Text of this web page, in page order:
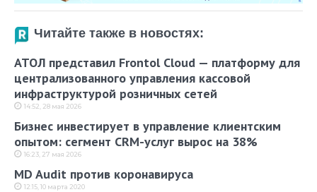
Читайте также в новостях:
АТОЛ представил Frontol Cloud — платформу для
централизованного управления кассовой
инфраструктурой розничных сетей
14:52, 28 мая 2026
Бизнес инвестирует в управление клиентским
опытом: сегмент CRM-услуг вырос на 38%
16:23, 27 мая 2026
MD Audit против коронавируса
12:15, 10 марта 2020